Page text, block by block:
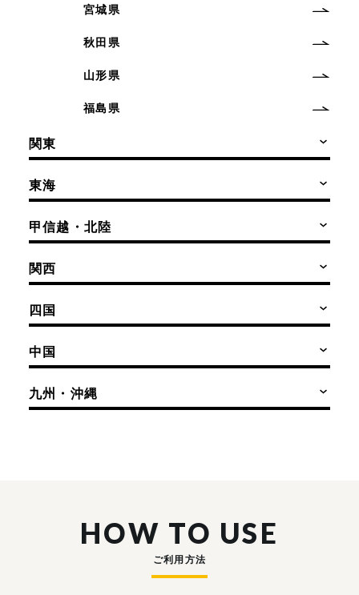
宮城県
秋田県
山形県
福島県
関東
東海
甲信越・北陸
関西
四国
中国
九州・沖縄
HOW TO USE
ご利用方法